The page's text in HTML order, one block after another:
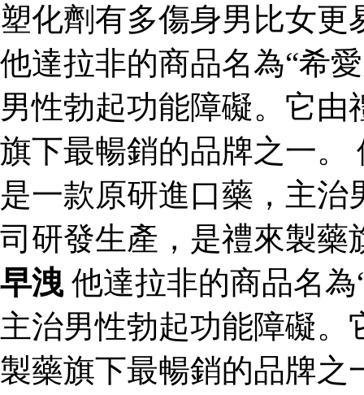
塑化劑有多傷身男比女
他達拉非的商品名為“希
男性勃起功能障礙。它
旗下最暢銷的品牌之一。
是一款原研進口藥，主
司研發生產，是禮來製
早洩 他達拉非的商品名
主治男性勃起功能障礙
製藥旗下最暢銷的品牌之